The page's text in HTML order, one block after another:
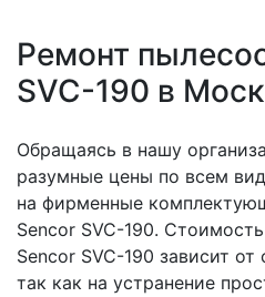
Ремонт
SVC-190 в
Обращаясь в нашу
разумные цены по всем
на фирменные
Sencor SVC-190.
Sencor SVC-190 зависит
так как на устранение